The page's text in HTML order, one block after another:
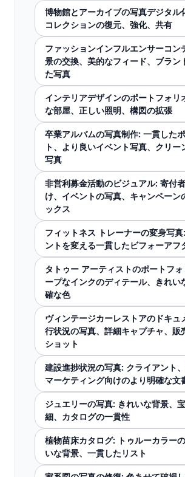
博物館とアーカイブの写真デジタル
コレクションの復元、強化、共有
ファッションインフルエンサーコン
景の交換、美的なフィード、ブラン
た写真
インテリアデザインのポートフォリ
な部屋、正しい照明、構図の拡張
卒業アルバムの写真制作: 一貫した
ト、より良いイベント写真、クリー
写真
非営利募金活動のビジュアル: 寄付
け、イベントの写真、キャンペーン
ックス
フィットネス トレーナーの変身写
ントを変える一貫したビフォーアフ
タトゥー アーティストのポートフ
ープなインクのディテール、きれい
確な色
ヴィンテージカーレストアのドキュ
行状況の写真、詳細キャプチャ、販
ショット
建設進捗状況の写真: クライアント、
マーケティング向けのより明確な文
ジュエリーの写真: きれいな背景、
細、カタログの一貫性
植物苗床カタログ: トゥルーカラー
いな背景、一貫したリスト